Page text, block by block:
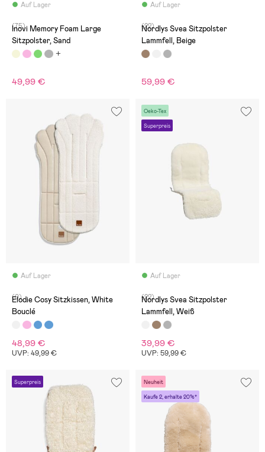
Auf Lager
(75)
Inovi Memory Foam Large
Sitzpolster, Sand
49,99 €
Auf Lager
(22)
Nordlys Svea Sitzpolster
Lammfell, Beige
59,99 €
Auf Lager
(0)
Elodie Cosy Sitzkissen, White
Bouclé
48,99 €
UVP: 49,99 €
Oeko-Tex
Superpreis
Auf Lager
(22)
Nordlys Svea Sitzpolster
Lammfell, Weiß
39,99 €
UVP: 59,99 €
Superpreis Neuheit
Kaufe 2, erhalte 20%*